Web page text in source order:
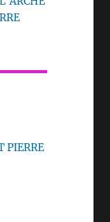
PIERRE